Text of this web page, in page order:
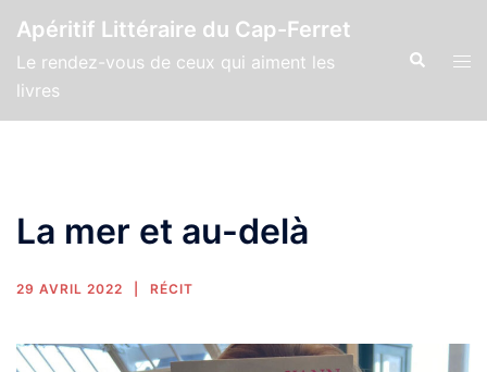
Apéritif Littéraire du Cap-Ferret
Le rendez-vous de ceux qui aiment les
livres
La mer et au-delà
29 AVRIL 2022 RÉCIT